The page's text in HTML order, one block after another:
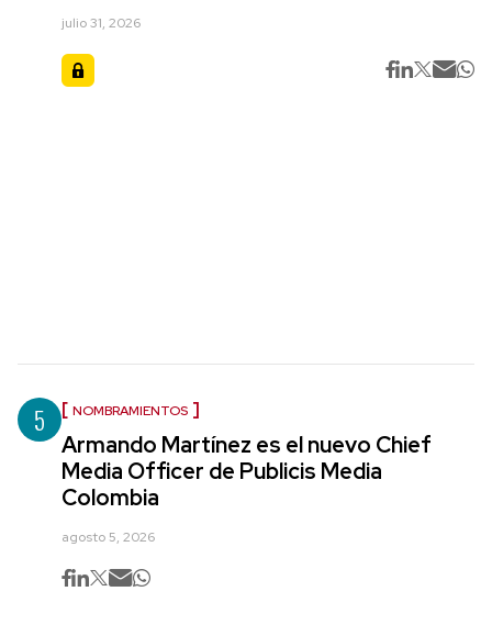
julio 31, 2026
5 NOMBRAMIENTOS
Armando Martínez es el nuevo Chief
Media Officer de Publicis Media
Colombia
agosto 5, 2026